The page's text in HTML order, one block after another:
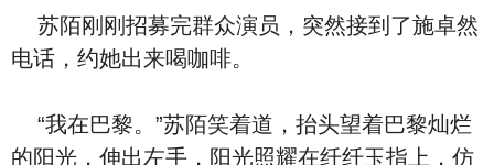
苏陌刚刚招募完群众演员，突然接到了施卓然
电话，约她出来喝咖啡。
“我在巴黎。”苏陌笑着道，抬头望着巴黎灿烂
的阳光，伸出左手，阳光照耀在纤纤玉指上，仿